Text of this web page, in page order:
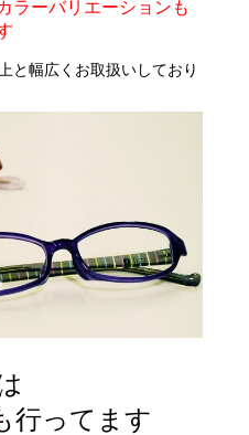
ラーバリエーションも
と幅広くお取扱いしており
行ってます